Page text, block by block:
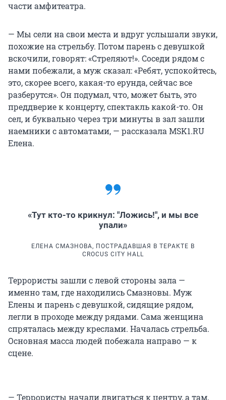
части амфитеатра.
— Мы сели на свои места и вдруг услышали звуки,
похожие на стрельбу. Потом парень с девушкой
вскочили, говорят: «Стреляют!». Соседи рядом с
нами побежали, а муж сказал: «Ребят, успокойтесь,
это, скорее всего, какая-то ерунда, сейчас все
разберутся». Он подумал, что, может быть, это
преддверие к концерту, спектакль какой-то. Он
сел, и буквально через три минуты в зал зашли
наемники с автоматами, — рассказала MSK1.RU
Елена.
«Тут кто-то крикнул: "Ложись!", и мы все
упали»
ЕЛЕНА СМАЗНОВА, ПОСТРАДАВШАЯ В ТЕРАКТЕ В
CROCUS CITY HALL
Террористы зашли с левой стороны зала —
именно там, где находились Смазновы. Муж
Елены и парень с девушкой, сидящие рядом,
легли в проходе между рядами. Сама женщина
спряталась между креслами. Началась стрельба.
Основная масса людей побежала направо — к
сцене.
— Террористы начали двигаться к центру, а там,